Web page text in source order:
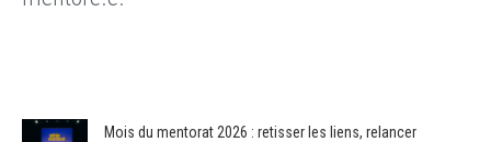
Mois du mentorat 2026 : retisser les liens, relancer